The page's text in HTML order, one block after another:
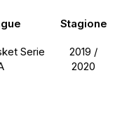
Stagione
Serie
2019 /
2020